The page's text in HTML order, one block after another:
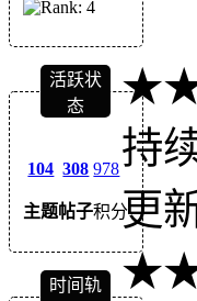
活跃状
态
104
主题
308
帖子
978
积分
时间轨
持
更